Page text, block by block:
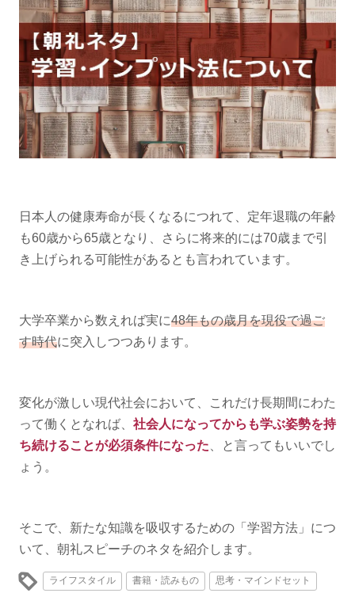
日本人の健康寿命が長くなるにつれて、定年退職の年齢
も60歳から65歳となり、さらに将来的には70歳まで引
き上げられる可能性があるとも言われています。
大学卒業から数えれば実に48年もの歳月を現役で過ご
す時代に突入しつつあります。
変化が激しい現代社会において、これだけ長期間にわた
って働くとなれば、 社会人になってからも学ぶ姿勢を持
ち続けることが必須条件になった 、と言ってもいいでし
ょう。
そこで、新たな知識を吸収するための「学習方法」につ
いて、朝礼スピーチのネタを紹介します。
ライフスタイル 書籍・読みもの 思考・マインドセット